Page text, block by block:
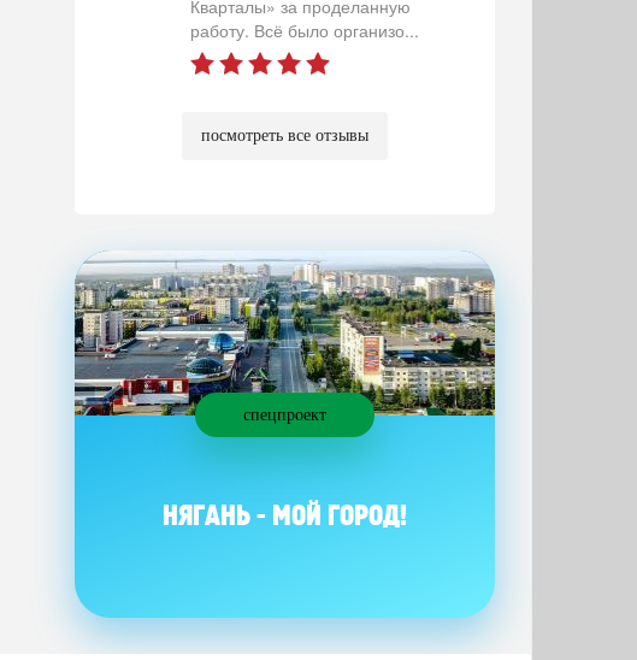
Кварталы» за проделанную
работу. Всё было организо...
посмотреть все отзывы
спецпроект
НЯГАНЬ - МОЙ ГОРОД!